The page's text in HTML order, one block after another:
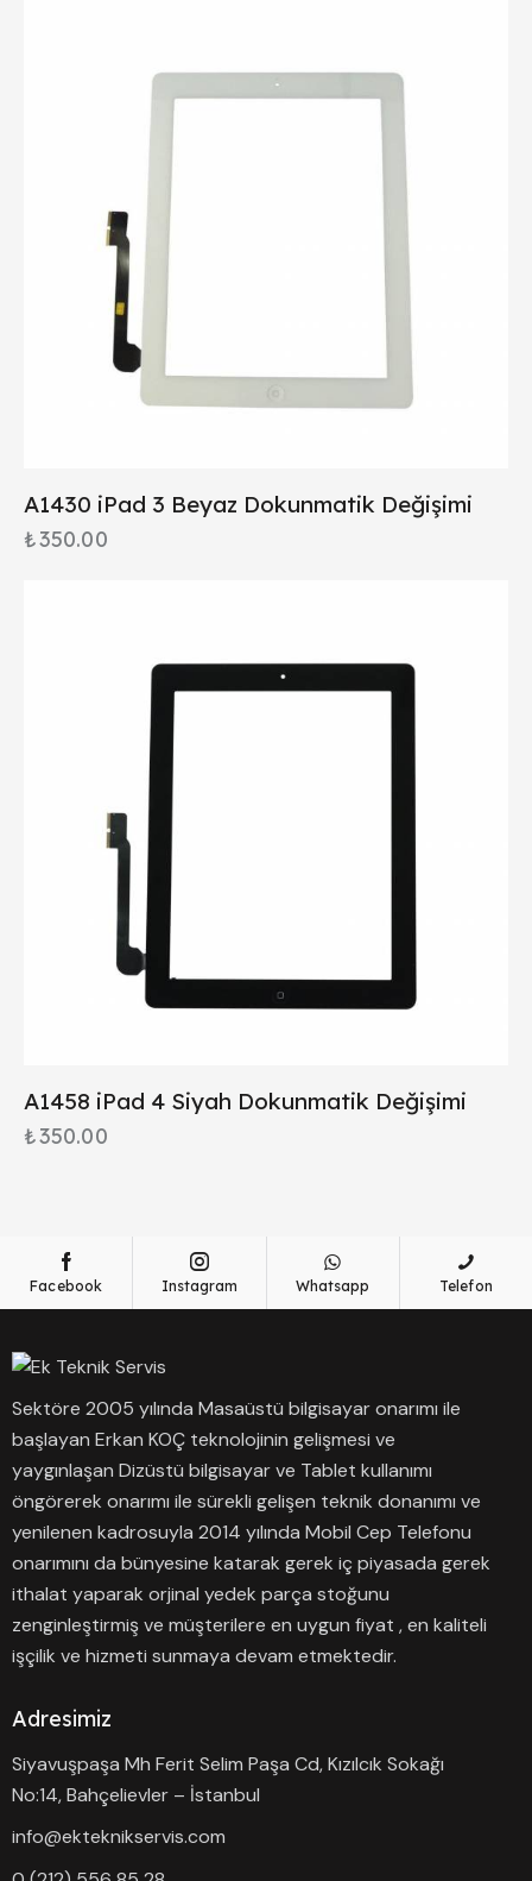
A1430 iPad 3 Beyaz Dokunmatik Değişimi
₺350.00
A1458 iPad 4 Siyah Dokunmatik Değişimi
₺350.00
Facebook Instagram Whatsapp Telefon
Sektöre 2005 yılında Masaüstü bilgisayar onarımı ile
başlayan Erkan KOÇ teknolojinin gelişmesi ve
yaygınlaşan Dizüstü bilgisayar ve Tablet kullanımı
öngörerek onarımı ile sürekli gelişen teknik donanımı ve
yenilenen kadrosuyla 2014 yılında Mobil Cep Telefonu
onarımını da bünyesine katarak gerek iç piyasada gerek
ithalat yaparak orjinal yedek parça stoğunu
zenginleştirmiş ve müşterilere en uygun fiyat , en kaliteli
işçilik ve hizmeti sunmaya devam etmektedir.
Adresimiz
Siyavuşpaşa Mh Ferit Selim Paşa Cd, Kızılcık Sokağı
No:14, Bahçelievler – İstanbul
info@ekteknikservis.com